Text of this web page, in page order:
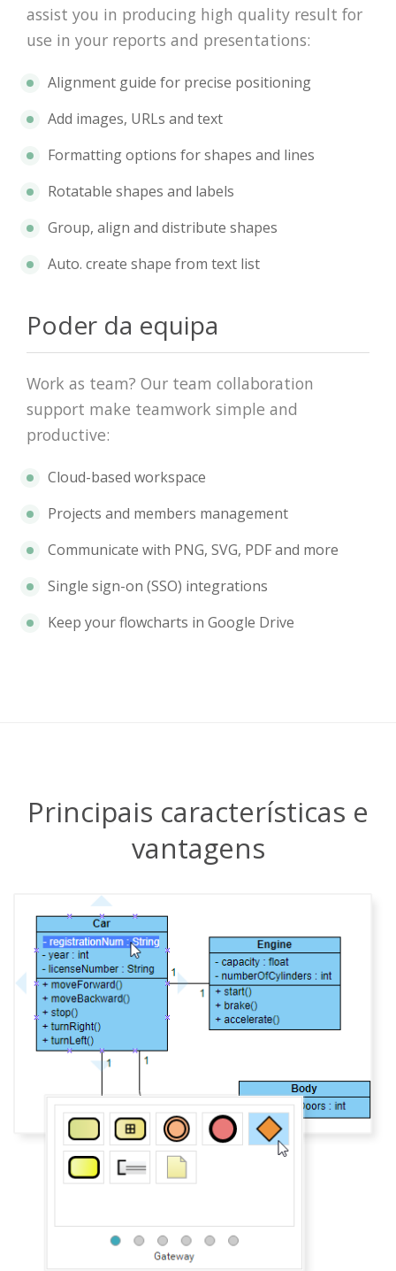
assist you in producing high quality result for
use in your reports and presentations:
Alignment guide for precise positioning
Add images, URLs and text
Formatting options for shapes and lines
Rotatable shapes and labels
Group, align and distribute shapes
Auto. create shape from text list
Poder da equipa
Work as team? Our team collaboration
support make teamwork simple and
productive:
Cloud-based workspace
Projects and members management
Communicate with PNG, SVG, PDF and more
Single sign-on (SSO) integrations
Keep your flowcharts in Google Drive
Principais características e
vantagens